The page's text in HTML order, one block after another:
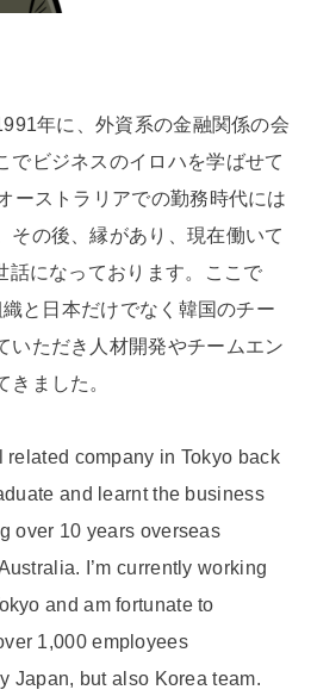
年に、外資系の金融関係の会
でビジネスのイロハを学ばせて
ーストラリアでの勤務時代には
その後、縁があり、現在働いて
話になっております。ここで
と日本だけでなく韓国のチー
いただき人材開発やチームエン
ました。
company in Tokyo back
and learnt the business
over 10 years overseas
I’m currently working
and am fortunate to
1,000 employees
Japan, but also Korea team.